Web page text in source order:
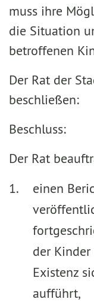
muss ihre
die Situation
betroffenen
Der Rat der
beschließen:
Beschluss:
Der Rat
einen
der
Existenz
aufführt,